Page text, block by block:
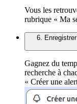
Vous les
rubrique « Ma
6.
Gagnez du
recherche à
« Créer une